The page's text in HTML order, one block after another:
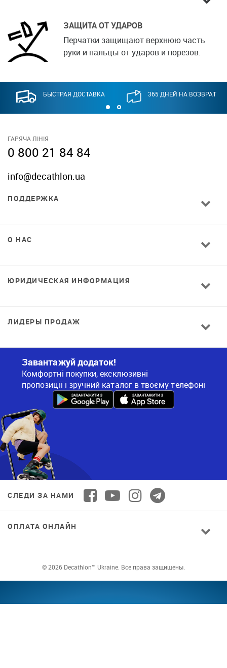
ЗАЩИТА ОТ УДАРОВ
Перчатки защищают верхнюю часть
руки и пальцы от ударов и порезов.
БЫСТРАЯ ДОСТАВКА 365 ДНЕЙ НА ВОЗВРАТ
ГАРЯЧА ЛІНІЯ
0 800 21 84 84
info@decathlon.ua
ПОДДЕРЖКА
О НАС
ЮРИДИЧЕСКАЯ ИНФОРМАЦИЯ
ЛИДЕРЫ ПРОДАЖ
Завантажуй додаток!
Комфортні покупки, ексклюзивні
пропозиції і зручний каталог в твоєму телефоні
СЛЕДИ ЗА НАМИ
ОПЛАТА ОНЛАЙН
© 2026 Decathlon™ Ukraine. Все права защищены.
СПОРТ ДЛЯ ВСЕХ: КАЧЕСТВО ОТ